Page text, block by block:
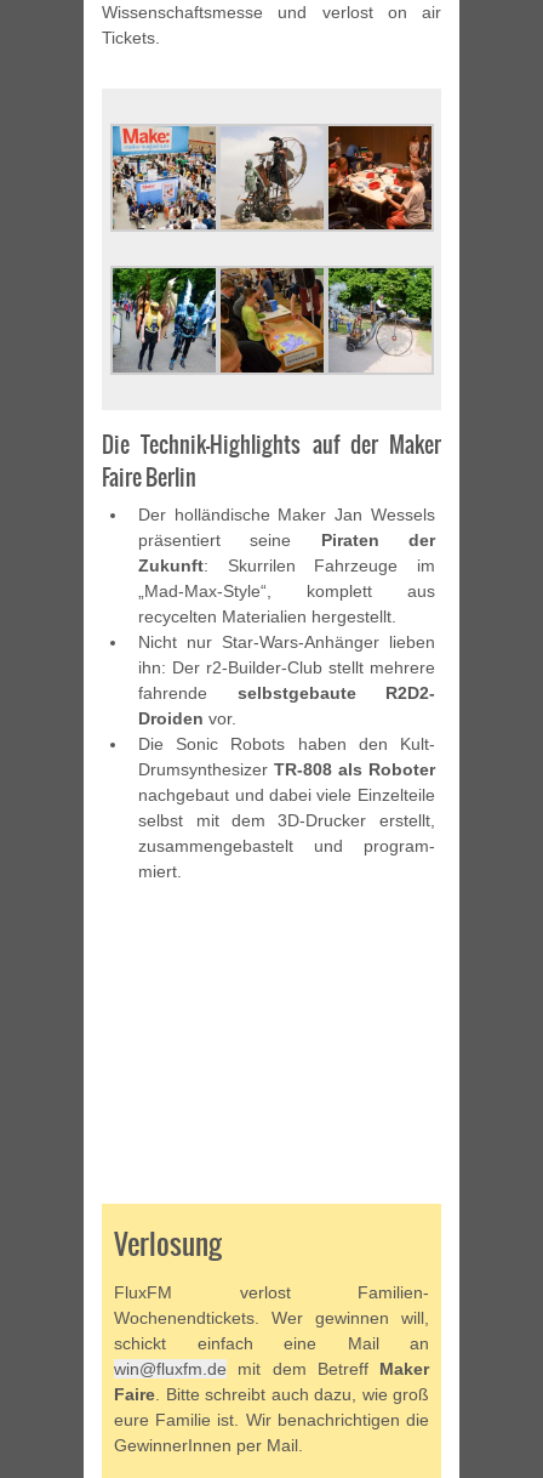
Wissenschaftsmesse und verlost on air
Tickets.
Die Technik-Highlights auf der Maker
Faire Berlin
Der holländische Maker Jan Wessels
präsentiert seine Piraten der
Zukunft: Skurrilen Fahrzeuge im
„Mad-Max-Style“, komplett aus
recycelten Materialien hergestellt.
Nicht nur Star-Wars-Anhänger lieben
ihn: Der r2-Builder-Club stellt mehrere
fahrende selbstgebaute R2D2-
Droiden vor.
Die Sonic Robots haben den Kult-
Drumsynthe­sizerTR-808 als Roboter
nachgebaut und dabei viele Einzelteile
selbst mit dem 3D-Drucker erstellt,
zusammengebastelt und pro­gram­­­­
miert.
Verlosung
FluxFM verlost Familien-
Wochenendtickets. Wer gewinnen will,
schickt einfach eine Mail an
win@fluxfm.de mit dem Betreff Maker
Faire. Bitte schreibt auch dazu, wie groß
eure Familie ist. Wir benachrichtigen die
GewinnerInnen per Mail.